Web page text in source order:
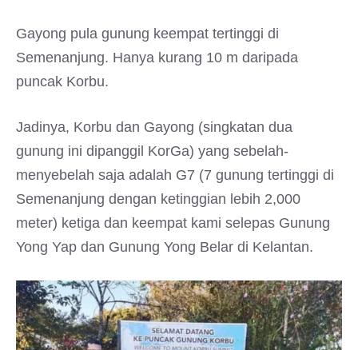
Gayong pula gunung keempat tertinggi di
Semenanjung. Hanya kurang 10 m daripada
puncak Korbu.
Jadinya, Korbu dan Gayong (singkatan dua
gunung ini dipanggil KorGa) yang sebelah-
menyebelah saja adalah G7 (7 gunung tertinggi di
Semenanjung dengan ketinggian lebih 2,000
meter) ketiga dan keempat kami selepas Gunung
Yong Yap dan Gunung Yong Belar di Kelantan.